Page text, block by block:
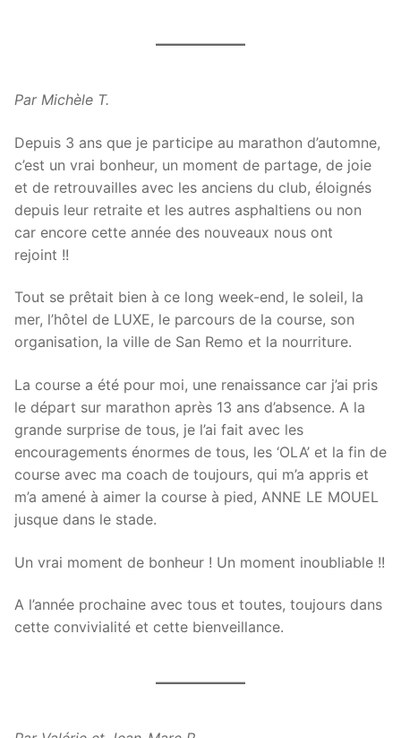
Par Michèle T.
Depuis 3 ans que je participe au marathon d’automne,
c’est un vrai bonheur, un moment de partage, de joie
et de retrouvailles avec les anciens du club, éloignés
depuis leur retraite et les autres asphaltiens ou non
car encore cette année des nouveaux nous ont
rejoint !!
Tout se prêtait bien à ce long week-end, le soleil, la
mer, l’hôtel de LUXE, le parcours de la course, son
organisation, la ville de San Remo et la nourriture.
La course a été pour moi, une renaissance car j’ai pris
le départ sur marathon après 13 ans d’absence. A la
grande surprise de tous, je l’ai fait avec les
encouragements énormes de tous, les ‘OLA’ et la fin de
course avec ma coach de toujours, qui m’a appris et
m’a amené à aimer la course à pied, ANNE LE MOUEL
jusque dans le stade.
Un vrai moment de bonheur ! Un moment inoubliable !!
A l’année prochaine avec tous et toutes, toujours dans
cette convivialité et cette bienveillance.